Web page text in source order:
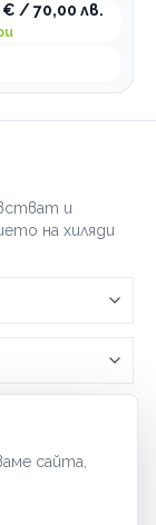
сайта,
€ / 70,00 лв.
и
на хиляди